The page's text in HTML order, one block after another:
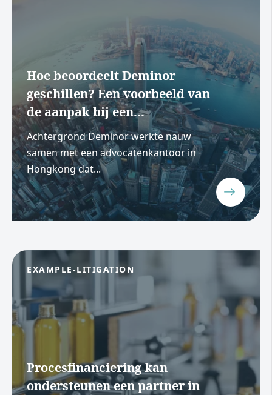
Hoe beoordeelt Deminor
geschillen? Een voorbeeld van
de aanpak bij een...
Achtergrond Deminor werkte nauw
samen met een advocatenkantoor in
Hongkong dat...
EXAMPLE-LITIGATION
Procesfinanciering kan
ondersteunen een partner in